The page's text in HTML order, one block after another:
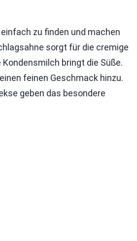
zu finden und machen
sorgt für die cremige
bringt die Süße.
feinen Geschmack hinzu.
geben das besondere